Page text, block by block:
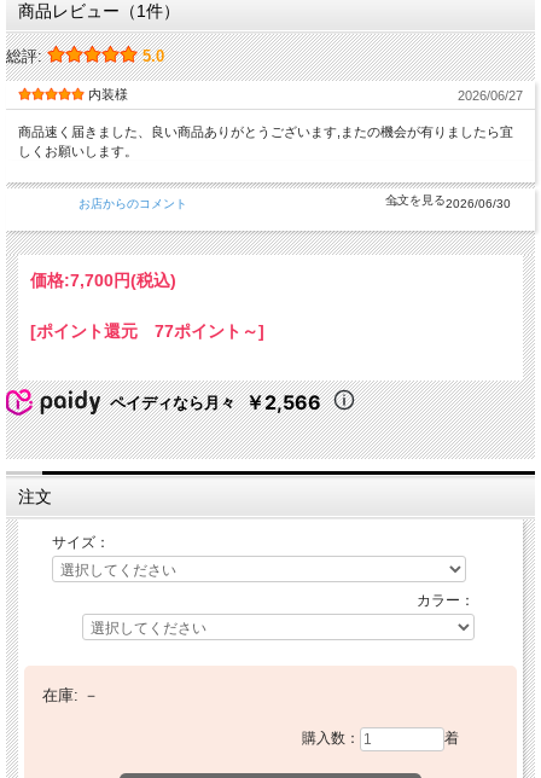
商品レビュー（1件）
総評: 5.0
内装様 2026/06/27
商品速く届きました、良い商品ありがとうございます,またの機会が有りましたら宜
しくお願いします。
お店からのコメント 2026/06/30
価格:7,700円(税込)
[ポイント還元 77ポイント～]
ペイディなら月々 ￥2,566
注文
サイズ：
カラー：
在庫: －
購入数： 着